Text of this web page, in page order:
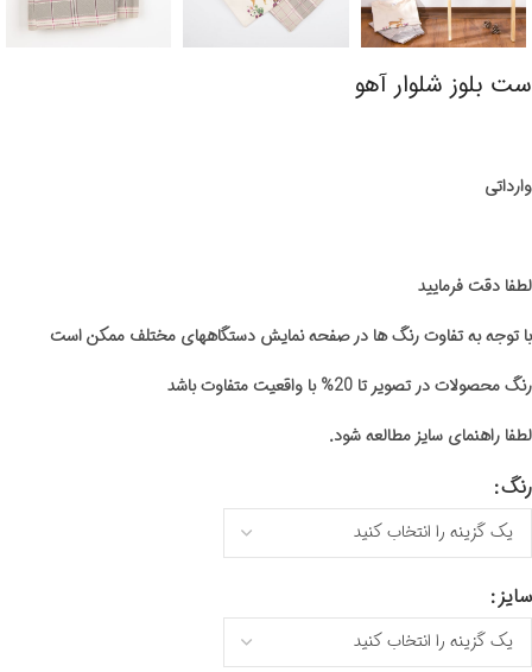
ست بلوز شلوار آهو
وارداتی
لطفا دقت فرمایید
با توجه به تفاوت رنگ ها در صفحه نمایش دستگاههای مختلف ممکن است
رنگ محصولات در تصویر تا 20% با واقعیت متفاوت باشد
لطفا راهنمای سایز مطالعه شود.
رنگ
سایز